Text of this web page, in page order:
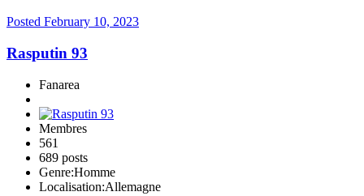
Posted February 10, 2023
Rasputin 93
Fanarea
Membres
561
689 posts
Genre:Homme
Localisation:Allemagne